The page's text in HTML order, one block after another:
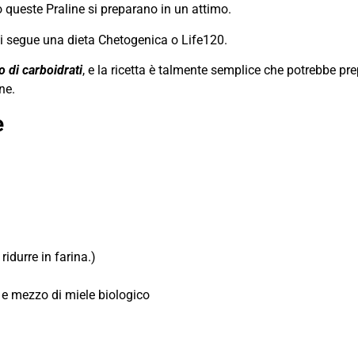
Praline si preparano in un attimo.
una dieta Chetogenica o Life120.
di carboidrati, e la ricetta è talmente semplice che potrebbe
in farina.)
mezzo di miele biologico